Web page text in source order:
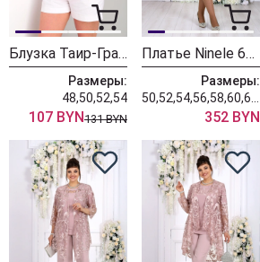
Блузка Таир-Гранд 62420 коралл
Размеры:
48,50,52,54
107 BYN131 BYN
Платье Ninele 6153 пудровый
Размеры:
352 BYN